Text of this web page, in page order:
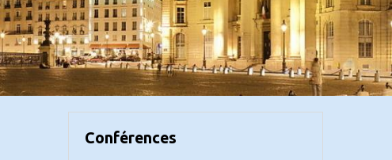
Conférences